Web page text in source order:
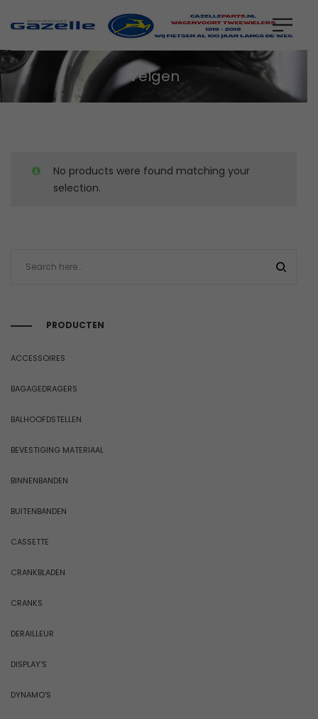
Velgen
No products were found matching your
selection.
PRODUCTEN
ACCESSOIRES
BAGAGEDRAGERS
BALHOOFDSTELLEN
BEVESTIGING MATERIAAL
BINNENBANDEN
BUITENBANDEN
CASSETTE
CRANKBLADEN
CRANKS
DERAILLEUR
DISPLAY'S
DYNAMO'S